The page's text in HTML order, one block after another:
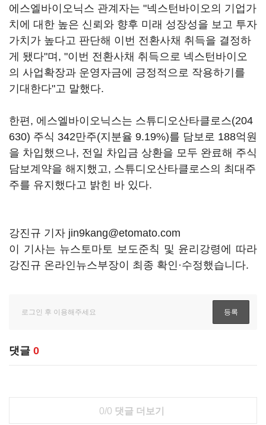
에스엘바이오닉스 관계자는 "넥스턴바이오의 기업가
치에 대한 높은 신뢰와 향후 미래 성장성을 보고 투자
가치가 높다고 판단해 이번 전환사채 취득을 결정하
게 됐다"며, "이번 전환사채 취득으로 넥스턴바이오
의 사업확장과 운영자금에 긍정적으로 작용하기를
기대한다"고 말했다.
한편, 에스엘바이오닉스는 스튜디오산타클로스(204
630) 주식 342만주(지분율 9.19%)를 담보로 188억원
을 차입했으나, 전일 차입금 상환을 모두 완료해 주식
담보계약을 해지했고, 스튜디오산타클로스의 최대주
주를 유지했다고 밝힌 바 있다.
강진규 기자 jin9kang@etomato.com
이 기사는 뉴스토마토 보도준칙 및 윤리강령에 따라
강진규 온라인뉴스부장이 최종 확인·수정했습니다.
댓글 0
0/0 댓글 더보기